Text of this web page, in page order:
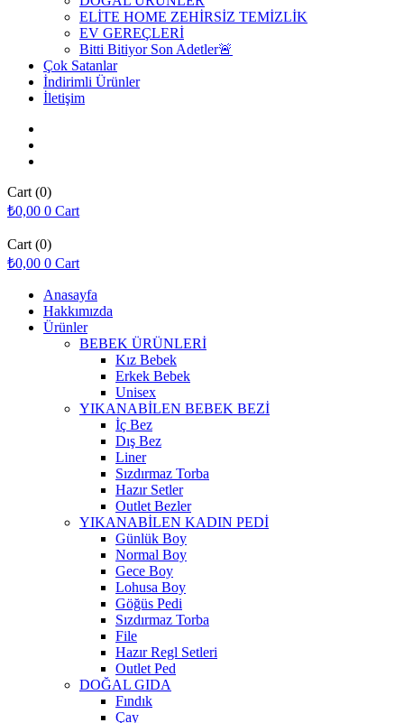
ELİTE HOME ZEHİRSİZ TEMİZLİK
EV GEREÇLERİ
Bitti Bitiyor Son Adetler🚨
Çok Satanlar
İndirimli Ürünler
İletişim
Cart (0)
₺0,00 0 Cart
Cart (0)
₺0,00 0 Cart
Anasayfa
Hakkımızda
Ürünler
BEBEK ÜRÜNLERİ
Kız Bebek
Erkek Bebek
Unisex
YIKANABİLEN BEBEK BEZİ
İç Bez
Dış Bez
Liner
Sızdırmaz Torba
Hazır Setler
Outlet Bezler
YIKANABİLEN KADIN PEDİ
Günlük Boy
Normal Boy
Gece Boy
Lohusa Boy
Göğüs Pedi
Sızdırmaz Torba
File
Hazır Regl Setleri
Outlet Ped
DOĞAL GIDA
Fındık
Çay